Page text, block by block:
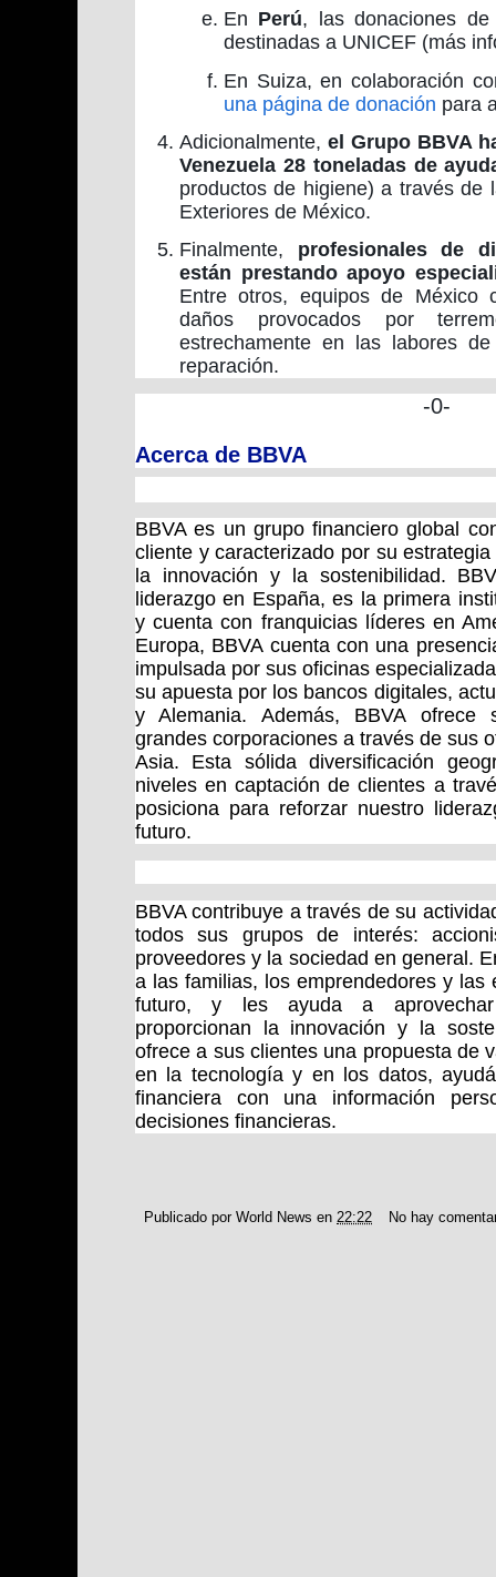
En Perú, las donaciones
destinadas a UNICEF (más
En Suiza, en colaboración
una página de donación para
Adicionalmente,el Grupo BBVA
Venezuela 28 toneladas de
productos de higiene) a través de
Exteriores de México.
Finalmente, profesionales de
están prestando apoyo
Entre otros, equipos de México
daños provocados por
estrechamente en las labores
reparación.
-0-
Acerca de BBVA
BBVA es un grupo financiero global
cliente y caracterizado por su
la innovación y la sostenibilidad.
liderazgo en España, es la primera
y cuenta con franquicias líderes en
Europa, BBVA cuenta con una
impulsada por sus oficinas
su apuesta por los bancos digitales,
y Alemania. Además, BBVA ofrece
grandes corporaciones a través de sus
Asia. Esta sólida diversificación
niveles en captación de clientes a
posiciona para reforzar nuestro
futuro.
BBVA contribuye a través de su
todos sus grupos de interés:
proveedores y la sociedad en general.
a las familias, los emprendedores y las
futuro, y les ayuda a
proporcionan la innovación y la
ofrece a sus clientes una propuesta de
en la tecnología y en los datos,
financiera con una información
decisiones financieras.
Publicado por World News en 22:22 No hay